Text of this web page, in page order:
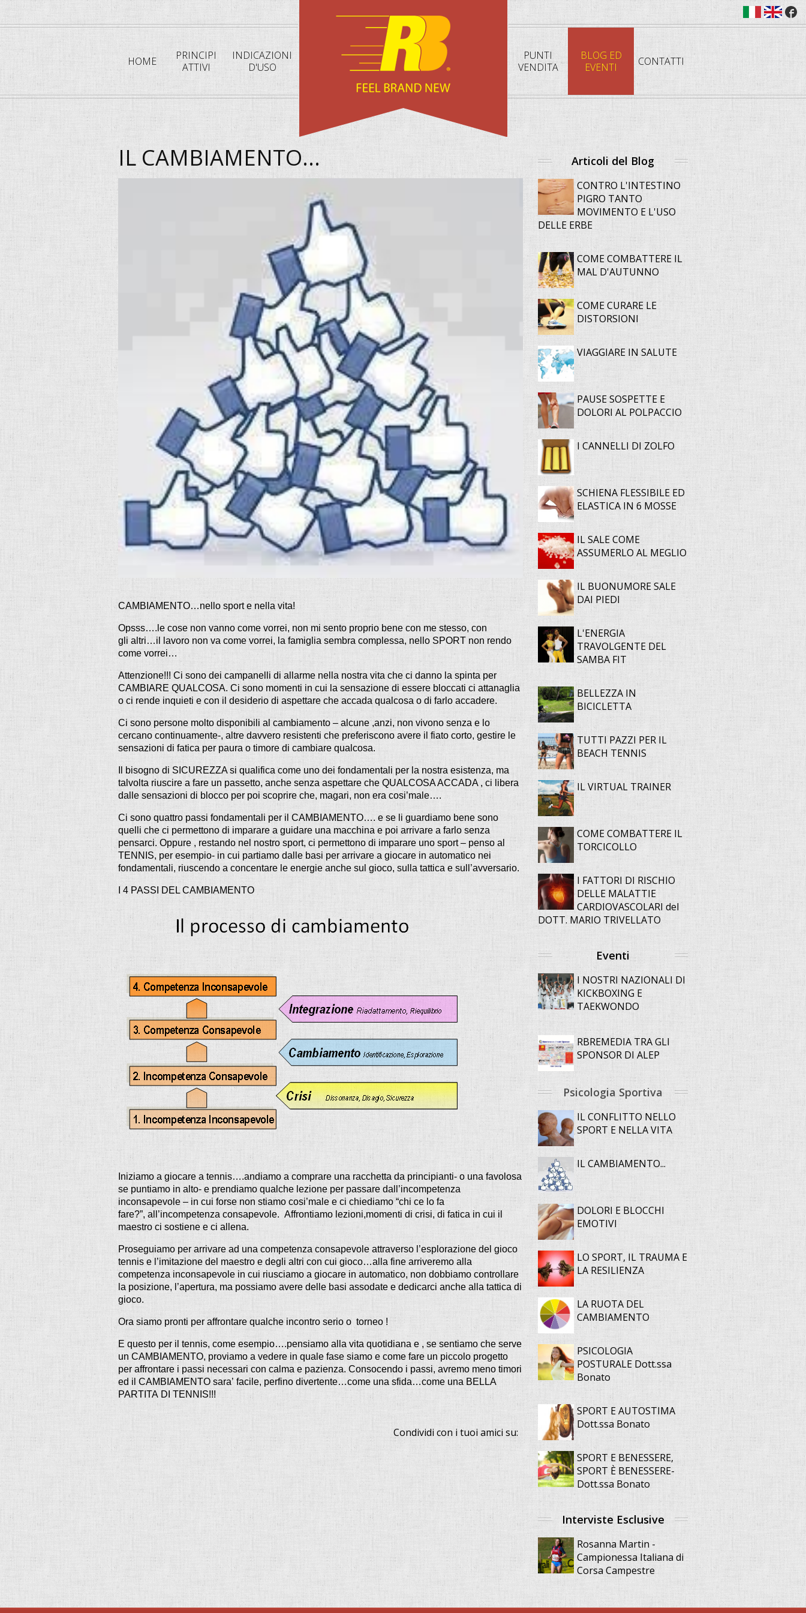
HOME
PRINCIPI
ATTIVI
INDICAZIONI
D'USO
PUNTI
VENDITA
BLOG ED
EVENTI
CONTATTI
IL CAMBIAMENTO...
CAMBIAMENTO…nello sport e nella vita!
Opsss….le cose non vanno come vorrei, non mi sento proprio bene con me stesso, con
gli altri…il lavoro non va come vorrei, la famiglia sembra complessa, nello SPORT non rendo
come vorrei…
Attenzione!!! Ci sono dei campanelli di allarme nella nostra vita che ci danno la spinta per
CAMBIARE QUALCOSA. Ci sono momenti in cui la sensazione di essere bloccati ci attanaglia
o ci rende inquieti e con il desiderio di aspettare che accada qualcosa o di farlo accadere.
Ci sono persone molto disponibili al cambiamento – alcune ,anzi, non vivono senza e lo
cercano continuamente-, altre davvero resistenti che preferiscono avere il fiato corto, gestire le
sensazioni di fatica per paura o timore di cambiare qualcosa.
Il bisogno di SICUREZZA si qualifica come uno dei fondamentali per la nostra esistenza, ma
talvolta riuscire a fare un passetto, anche senza aspettare che QUALCOSA ACCADA , ci libera
dalle sensazioni di blocco per poi scoprire che, magari, non era cosi’male….
Ci sono quattro passi fondamentali per il CAMBIAMENTO…. e se li guardiamo bene sono
quelli che ci permettono di imparare a guidare una macchina e poi arrivare a farlo senza
pensarci. Oppure , restando nel nostro sport, ci permettono di imparare uno sport – penso al
TENNIS, per esempio- in cui partiamo dalle basi per arrivare a giocare in automatico nei
fondamentali, riuscendo a concentare le energie anche sul gioco, sulla tattica e sull’avversario.
I 4 PASSI DEL CAMBIAMENTO
Iniziamo a giocare a tennis….andiamo a comprare una racchetta da principianti- o una favolosa
se puntiamo in alto- e prendiamo qualche lezione per passare dall’incompetenza
inconsapevole – in cui forse non stiamo cosi’male e ci chiediamo “chi ce lo fa
fare?”, all’incompetenza consapevole. Affrontiamo lezioni,momenti di crisi, di fatica in cui il
maestro ci sostiene e ci allena.
Proseguiamo per arrivare ad una competenza consapevole attraverso l’esplorazione del gioco
tennis e l’imitazione del maestro e degli altri con cui gioco…alla fine arriveremo alla
competenza inconsapevole in cui riusciamo a giocare in automatico, non dobbiamo controllare
la posizione, l’apertura, ma possiamo avere delle basi assodate e dedicarci anche alla tattica di
gioco.
Ora siamo pronti per affrontare qualche incontro serio o torneo !
E questo per il tennis, come esempio….pensiamo alla vita quotidiana e , se sentiamo che serve
un CAMBIAMENTO, proviamo a vedere in quale fase siamo e come fare un piccolo progetto
per affrontare i passi necessari con calma e pazienza. Consocendo i passi, avremo meno timori
ed il CAMBIAMENTO sara’ facile, perfino divertente…come una sfida…come una BELLA
PARTITA DI TENNIS!!!
Condividi con i tuoi amici su:
Articoli del Blog
CONTRO L'INTESTINO
PIGRO TANTO
MOVIMENTO E L'USO
DELLE ERBE
COME COMBATTERE IL
MAL D'AUTUNNO
COME CURARE LE
DISTORSIONI
VIAGGIARE IN SALUTE
PAUSE SOSPETTE E
DOLORI AL POLPACCIO
I CANNELLI DI ZOLFO
SCHIENA FLESSIBILE ED
ELASTICA IN 6 MOSSE
IL SALE COME
ASSUMERLO AL MEGLIO
IL BUONUMORE SALE
DAI PIEDI
L'ENERGIA
TRAVOLGENTE DEL
SAMBA FIT
BELLEZZA IN
BICICLETTA
TUTTI PAZZI PER IL
BEACH TENNIS
IL VIRTUAL TRAINER
COME COMBATTERE IL
TORCICOLLO
I FATTORI DI RISCHIO
DELLE MALATTIE
CARDIOVASCOLARI del
DOTT. MARIO TRIVELLATO
Eventi
I NOSTRI NAZIONALI DI
KICKBOXING E
TAEKWONDO
RBREMEDIA TRA GLI
SPONSOR DI ALEP
Psicologia Sportiva
IL CONFLITTO NELLO
SPORT E NELLA VITA
IL CAMBIAMENTO...
DOLORI E BLOCCHI
EMOTIVI
LO SPORT, IL TRAUMA E
LA RESILIENZA
LA RUOTA DEL
CAMBIAMENTO
PSICOLOGIA
POSTURALE Dott.ssa
Bonato
SPORT E AUTOSTIMA
Dott.ssa Bonato
SPORT E BENESSERE,
SPORT È BENESSERE-
Dott.ssa Bonato
Interviste Esclusive
Rosanna Martin -
Campionessa Italiana di
Corsa Campestre